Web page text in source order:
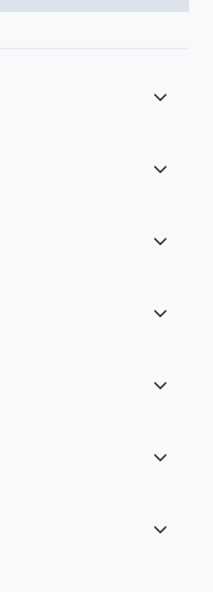
expand_more
expand_more
expand_more
expand_more
expand_more
expand_more
expand_more